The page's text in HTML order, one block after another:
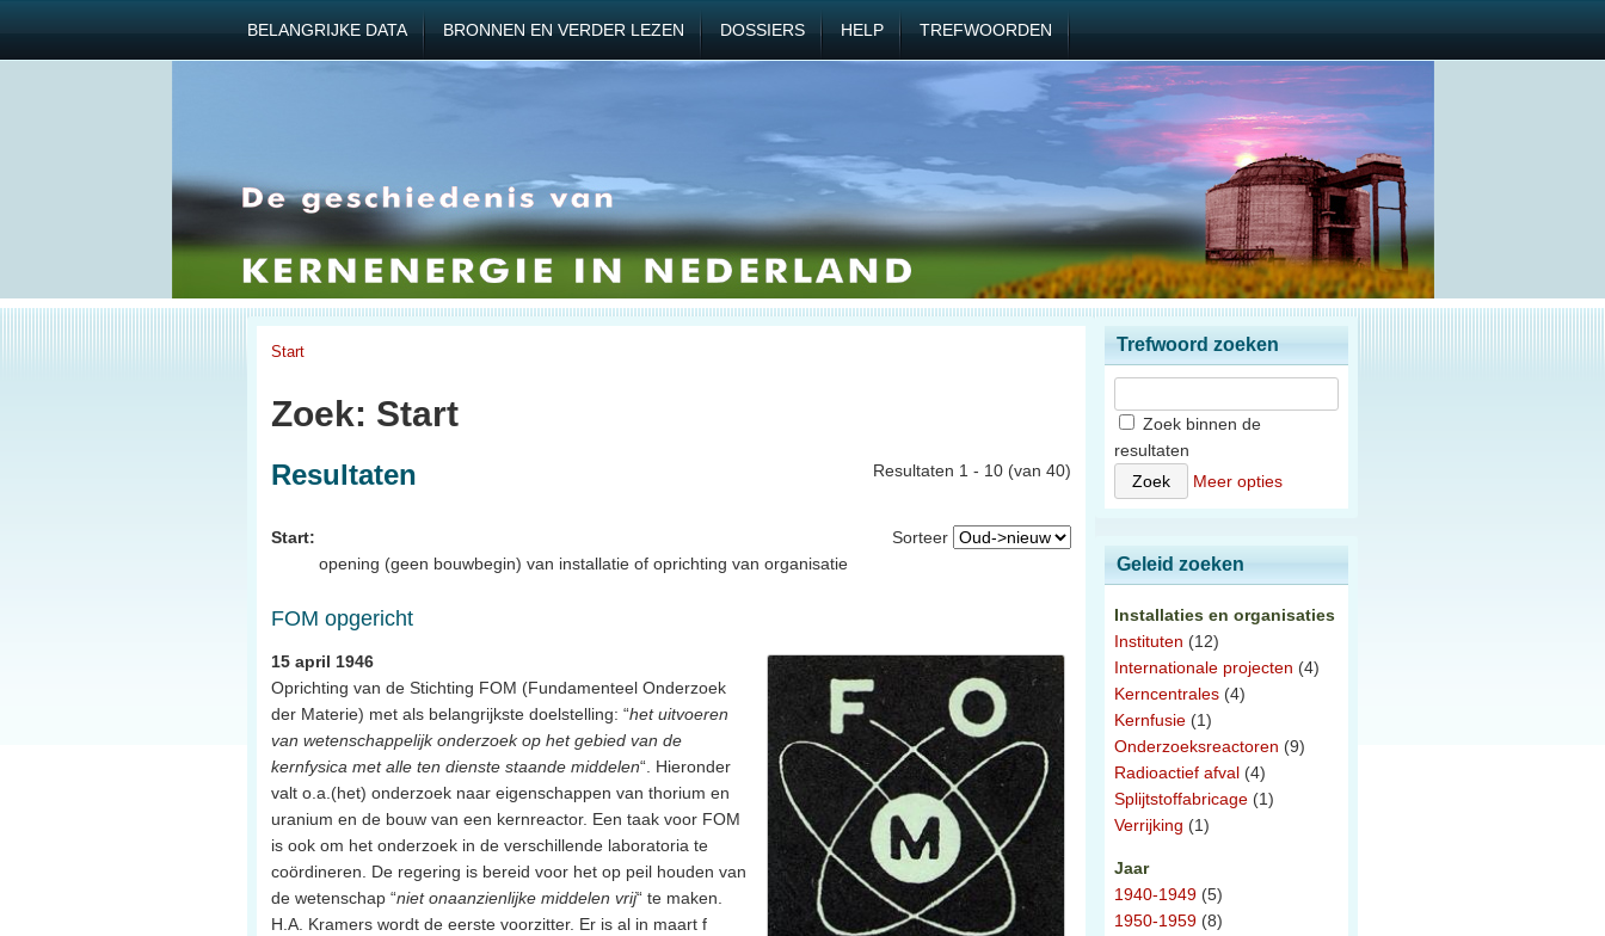
BELANGRIJKE DATA BRONNEN EN VERDER LEZEN DOSSIERS HELP TREFWOORDEN
Start
Zoek: Start
Resultaten 1 - 10 (van 40)
Resultaten
Sorteer
Start:
opening (geen bouwbegin) van installatie of oprichting van organisatie
FOM opgericht
15 april 1946
Oprichting van de Stichting FOM (Fundamenteel Onderzoek
der Materie) met als belangrijkste doelstelling: “het uitvoeren
van wetenschappelijk onderzoek op het gebied van de
kernfysica met alle ten dienste staande middelen“. Hieronder
valt o.a.(het) onderzoek naar eigenschappen van thorium en
uranium en de bouw van een kernreactor. Een taak voor FOM
is ook om het onderzoek in de verschillende laboratoria te
coördineren. De regering is bereid voor het op peil houden van
de wetenschap “niet onaanzienlijke middelen vrij“ te maken.
H.A. Kramers wordt de eerste voorzitter. Er is al in maart f
Trefwoord zoeken
Zoek binnen de
resultaten
Meer opties
Geleid zoeken
Installaties en organisaties
Instituten (12)
Internationale projecten (4)
Kerncentrales (4)
Kernfusie (1)
Onderzoeksreactoren (9)
Radioactief afval (4)
Splijtstoffabricage (1)
Verrijking (1)
Jaar
1940-1949 (5)
1950-1959 (8)